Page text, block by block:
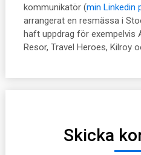
kommunikatör (min Linkedin
arrangerat en resmässa i
haft uppdrag för exempelvis
Resor, Travel Heroes, Kilroy
Skicka